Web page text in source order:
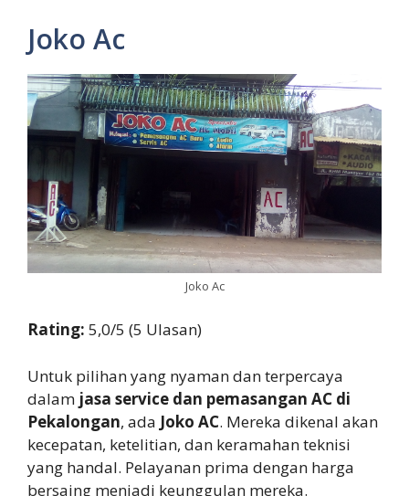
Joko Ac
Joko Ac
Rating: 5,0/5 (5 Ulasan)
Untuk pilihan yang nyaman dan terpercaya
dalam jasa service dan pemasangan AC di
Pekalongan, ada Joko AC. Mereka dikenal akan
kecepatan, ketelitian, dan keramahan teknisi
yang handal. Pelayanan prima dengan harga
bersaing menjadi keunggulan mereka.